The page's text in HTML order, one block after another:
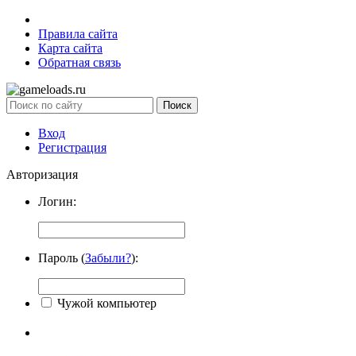
Правила сайта
Карта сайта
Обратная связь
Вход
Регистрация
Авторизация
Логин:
Пароль (Забыли?):
Чужой компьютер